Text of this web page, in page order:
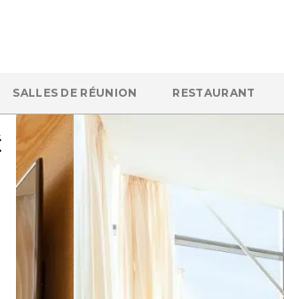
SALLES DE RÉUNION RESTAURANT